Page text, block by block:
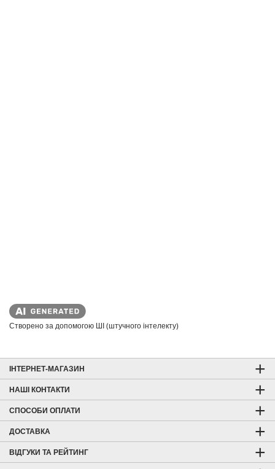
Створено за допомогою ШІ (штучного інтелекту)
ІНТЕРНЕТ-МАГАЗИН
НАШІ КОНТАКТИ
СПОСОБИ ОПЛАТИ
ДОСТАВКА
ВІДГУКИ ТА РЕЙТИНГ